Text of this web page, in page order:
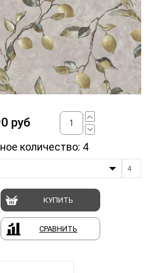
руб
количество: 4
4
КУПИТЬ
СРАВНИТЬ